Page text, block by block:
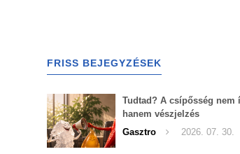
FRISS BEJEGYZÉSEK
Tudtad? A csípősség nem
hanem vészjelzés
Gasztro
2026. 07. 30.